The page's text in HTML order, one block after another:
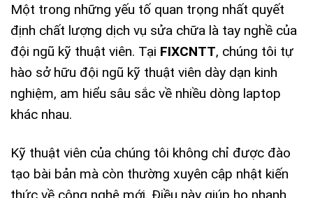
Một trong những yếu tố quan trọng nhất quyết
định chất lượng dịch vụ sửa chữa là tay nghề của
đội ngũ kỹ thuật viên. Tại FIXCNTT, chúng tôi tự
hào sở hữu đội ngũ kỹ thuật viên dày dạn kinh
nghiệm, am hiểu sâu sắc về nhiều dòng laptop
khác nhau.
Kỹ thuật viên của chúng tôi không chỉ được đào
tạo bài bản mà còn thường xuyên cập nhật kiến
thức về công nghệ mới. Điều này giúp họ nhanh